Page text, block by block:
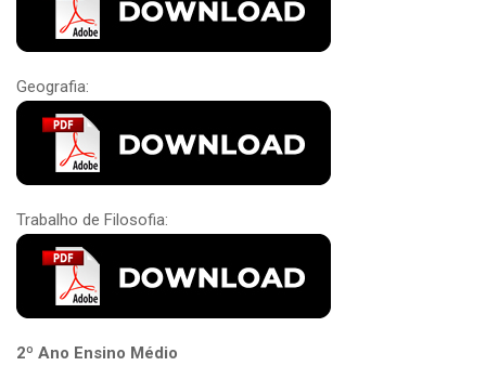
Geografia:
Trabalho de Filosofia:
2º Ano Ensino Médio